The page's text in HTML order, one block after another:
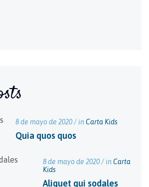
8 de mayo de 2020 / in Carta Kids
Quia quos quos
8 de mayo de 2020 / inCarta
Kids
Aliquet qui sodales